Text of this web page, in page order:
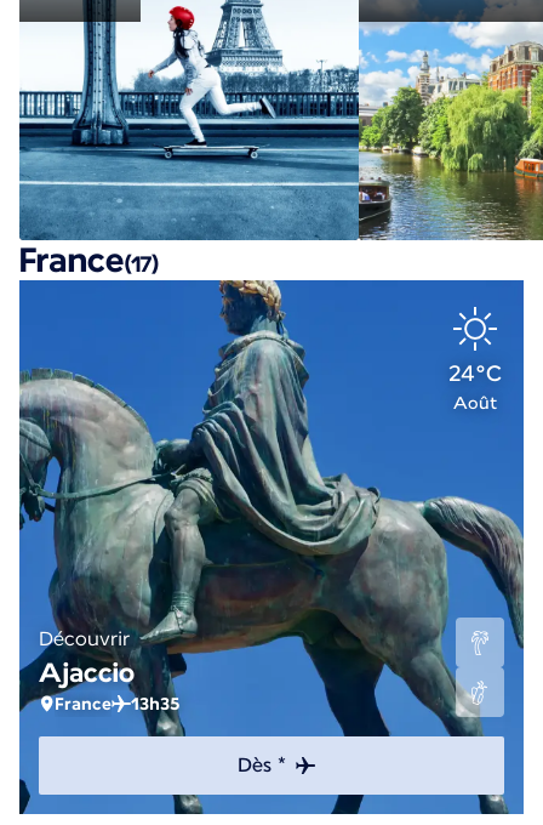
France(17)
24°C
Août
Découvrir
Ajaccio
France 13h35
Dès *